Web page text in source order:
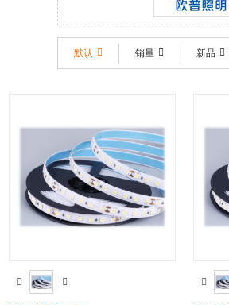
OPPLE/欧普
默认 销量 新品